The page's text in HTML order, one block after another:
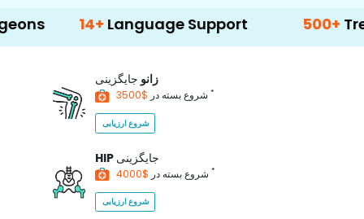
14+Language Support 500+
زانو جایگزینی
شروع بسته در *
شروع ارزیابی
HIP جایگزینی
شروع بسته در *
شروع ارزیابی